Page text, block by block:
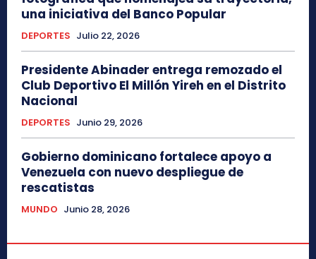
una iniciativa del Banco Popular
DEPORTES Julio 22, 2026
Presidente Abinader entrega remozado el
Club Deportivo El Millón Yireh en el Distrito
Nacional
DEPORTES Junio 29, 2026
Gobierno dominicano fortalece apoyo a
Venezuela con nuevo despliegue de
rescatistas
MUNDO Junio 28, 2026